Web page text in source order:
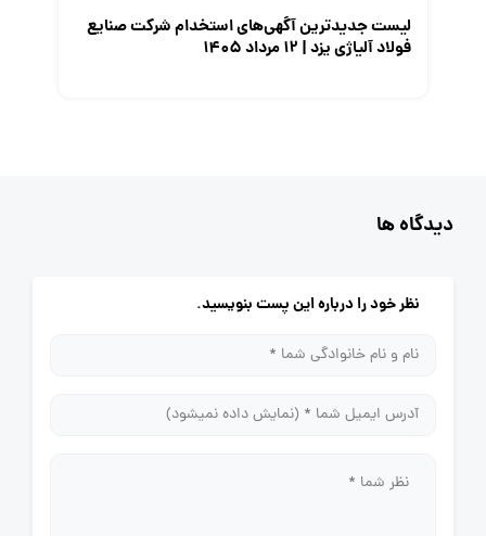
لیست جدیدترین آگهی‌های استخدام شرکت صنایع
فولاد آلیاژی یزد | ۱۲ مرداد ۱۴۰۵
دیدگاه ها
نظر خود را درباره این پست بنویسید.